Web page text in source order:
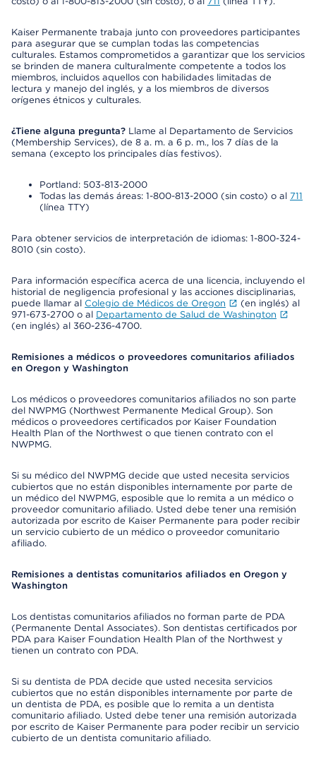
Kaiser Permanente trabaja junto con proveedores participantes
para asegurar que se cumplan todas las competencias
culturales. Estamos comprometidos a garantizar que los servicios
se brinden de manera culturalmente competente a todos los
miembros, incluidos aquellos con habilidades limitadas de
lectura y manejo del inglés, y a los miembros de diversos
orígenes étnicos y culturales.
¿Tiene alguna pregunta? Llame al Departamento de Servicios
(Membership Services), de 8 a. m. a 6 p. m., los 7 días de la
semana (excepto los principales días festivos).
Portland: 503-813-2000
Todas las demás áreas: 1-800-813-2000 (sin costo) o al 711
(línea TTY)
Para obtener servicios de interpretación de idiomas: 1-800-324-
8010 (sin costo).
Para información específica acerca de una licencia, incluyendo el
historial de negligencia profesional y las acciones disciplinarias,
puede llamar al Colegio de Médicos de Oregon
(en inglés) al
971-673-2700 o al Departamento de Salud de Washington
(en inglés) al 360-236-4700.
Remisiones a médicos o proveedores comunitarios afiliados
en Oregon y Washington
Los médicos o proveedores comunitarios afiliados no son parte
del NWPMG (Northwest Permanente Medical Group). Son
médicos o proveedores certificados por Kaiser Foundation
Health Plan of the Northwest o que tienen contrato con el
NWPMG.
Si su médico del NWPMG decide que usted necesita servicios
cubiertos que no están disponibles internamente por parte de
un médico del NWPMG, esposible que lo remita a un médico o
proveedor comunitario afiliado. Usted debe tener una remisión
autorizada por escrito de Kaiser Permanente para poder recibir
un servicio cubierto de un médico o proveedor comunitario
afiliado.
Remisiones a dentistas comunitarios afiliados en Oregon y
Washington
Los dentistas comunitarios afiliados no forman parte de PDA
(Permanente Dental Associates). Son dentistas certificados por
PDA para Kaiser Foundation Health Plan of the Northwest y
tienen un contrato con PDA.
Si su dentista de PDA decide que usted necesita servicios
cubiertos que no están disponibles internamente por parte de
un dentista de PDA, es posible que lo remita a un dentista
comunitario afiliado. Usted debe tener una remisión autorizada
por escrito de Kaiser Permanente para poder recibir un servicio
cubierto de un dentista comunitario afiliado.